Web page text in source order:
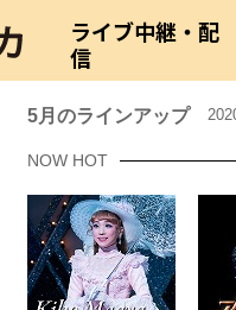
ライブ中継・配
信
5月のラインアップ
NOW HOT